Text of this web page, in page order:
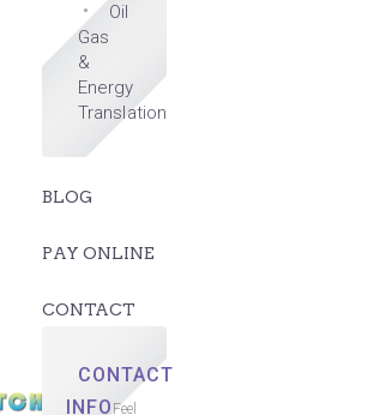
Oil
Gas
&
Energy
Translation
BLOG
PAY ONLINE
CONTACT
CONTACT
INFOFeel